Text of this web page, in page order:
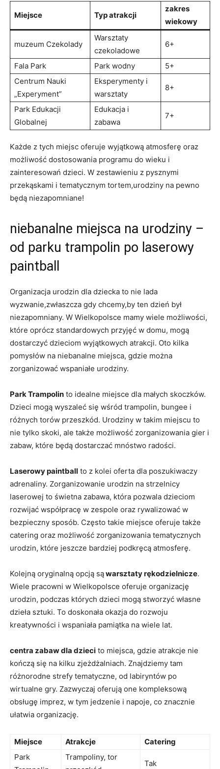
Miejsce Typ ‌atrakcji
zakres
wiekowy
muzeum Czekolady
Warsztaty
czekoladowe
6+
Fala Park Park ⁤wodny
5+
Centrum Nauki
„Experyment”
Eksperymenty i
warsztaty
8+
Park Edukacji
Globalnej
Edukacja i
zabawa
7+
Każde z tych miejsc oferuje wyjątkową atmosferę oraz
możliwość dostosowania programu do wieku i
‍zainteresowań dzieci.⁢ W zestawieniu z pysznymi
przekąskami i tematycznym tortem,urodziny na ⁤pewno
będą niezapomniane!
niebanalne miejsca⁢ na urodziny ⁤–
od parku trampolin po laserowy
paintball
Organizacja urodzin ⁤dla dziecka ⁢to ⁤nie lada
wyzwanie,zwłaszcza gdy chcemy,by ten dzień był
niezapomniany. W Wielkopolsce mamy ⁤wiele możliwości,
które oprócz standardowych przyjęć w domu, mogą
dostarczyć ​dzieciom wyjątkowych atrakcji. Oto kilka
pomysłów na niebanalne miejsca, gdzie można‌
zorganizować wspaniałe urodziny.
Park Trampolin to idealne⁤ miejsce dla małych skoczków.
Dzieci‍ mogą wyszaleć się ⁤wśród trampolin, bungee⁢ i
różnych torów przeszkód. Urodziny w takim miejscu to
nie tylko skoki, ale także możliwość zorganizowania gier i
zabaw, które będą dostarczać mnóstwo radości.
Laserowy paintball to z kolei ⁣oferta dla poszukiwaczy
adrenaliny. Zorganizowanie urodzin na ⁢strzelnicy⁤
laserowej to świetna zabawa, która pozwala dzieciom
rozwijać⁣ współpracę w​ zespole⁣ oraz ⁤rywalizować w
bezpieczny⁤ sposób. Często takie miejsce oferuje​ także⁣
catering oraz możliwość zorganizowania tematycznych
urodzin, które jeszcze bardziej podkręcą ​atmosferę.
Kolejną oryginalną opcją ​sąwarsztaty⁤ rękodzielnicze.
Wiele pracowni​ w Wielkopolsce oferuje organizację
urodzin, podczas których ‍dzieci mogą⁣ stworzyć własne
dzieła sztuki.⁣ To doskonała okazja do rozwoju
kreatywności i wspaniała pamiątka na wiele lat.
centra⁢ zabaw dla‍ dzieci to miejsca, gdzie atrakcje ⁣nie
kończą się na⁤ kilku​ zjeżdżalniach. Znajdziemy ‍tam
różnorodne strefy tematyczne,⁤ od labiryntów po
wirtualne gry. Zazwyczaj oferują one kompleksową
obsługę imprez, w tym jedzenie i​ napoje, co znacznie
‌ułatwia organizację.
Miejsce Atrakcje
Catering
Park
Trampoliny, tor
Tak